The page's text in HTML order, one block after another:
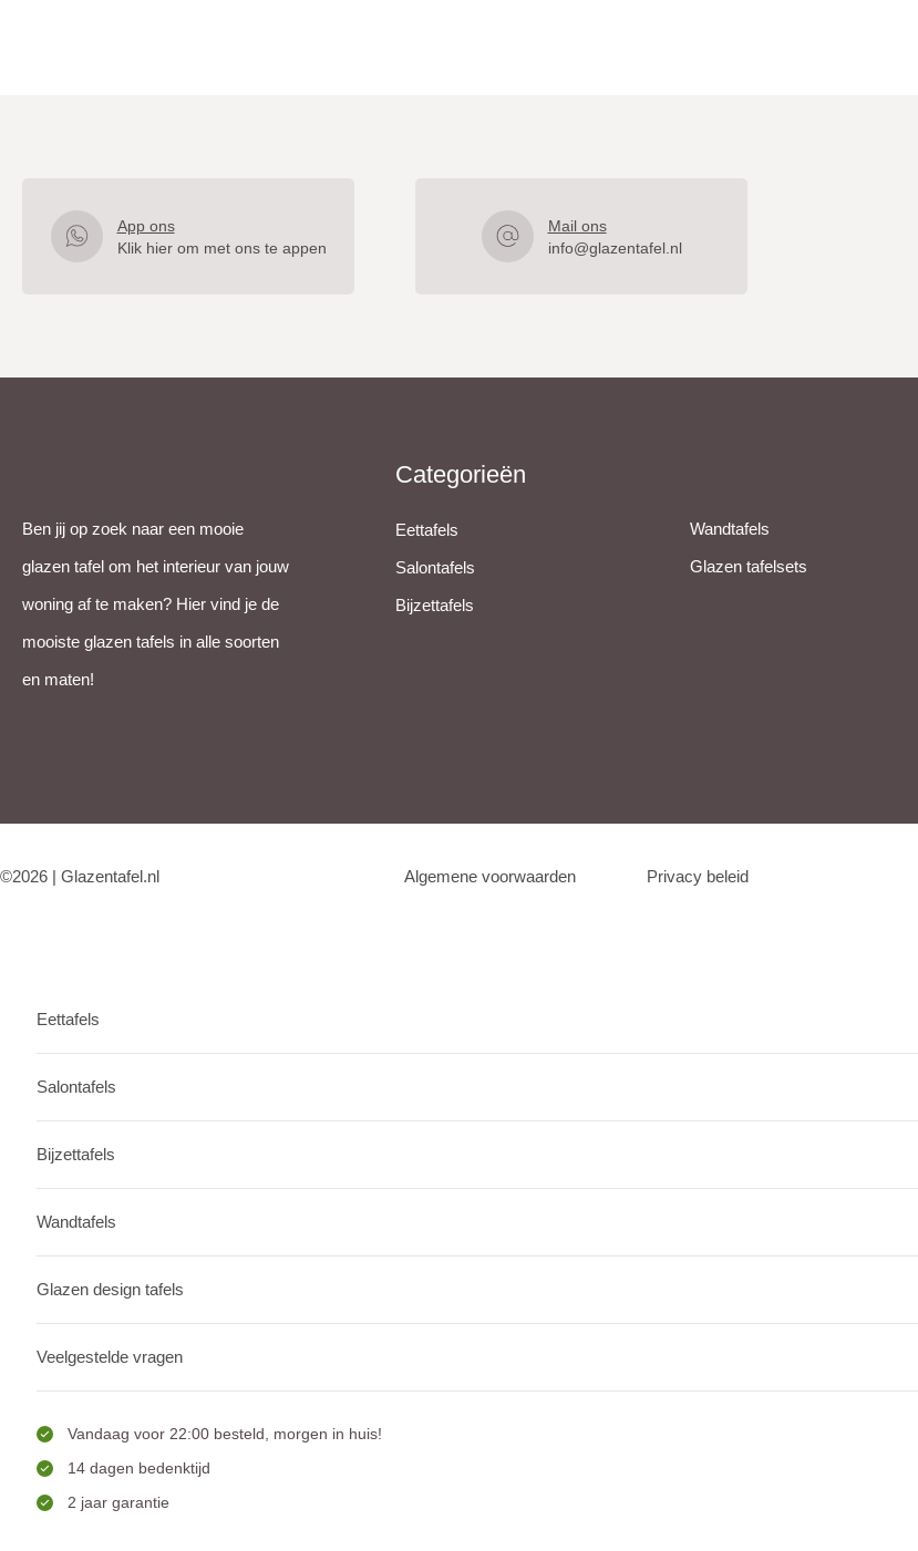
App ons
Klik hier om met ons te appen
Mail ons
info@glazentafel.nl
Ben jij op zoek naar een mooie
glazen tafel om het interieur van jouw
woning af te maken? Hier vind je de
mooiste glazen tafels in alle soorten
en maten!
Categorieën
Eettafels
Salontafels
Bijzettafels
Wandtafels
Glazen tafelsets
©2026 | Glazentafel.nl Algemene voorwaarden Privacy beleid
Eettafels
Salontafels
Bijzettafels
Wandtafels
Glazen design tafels
Veelgestelde vragen
Vandaag voor 22:00 besteld, morgen in huis!
14 dagen bedenktijd
2 jaar garantie